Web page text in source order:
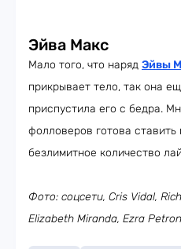
Эйва Макс
Мало того, что наряд Эйвы
прикрывает тело, так она
приспустила его с бедра.
фолловеров готова ставить
безлимитное количество
Фото: соцсети, Cris Vidal,
Elizabeth Miranda, Ezra